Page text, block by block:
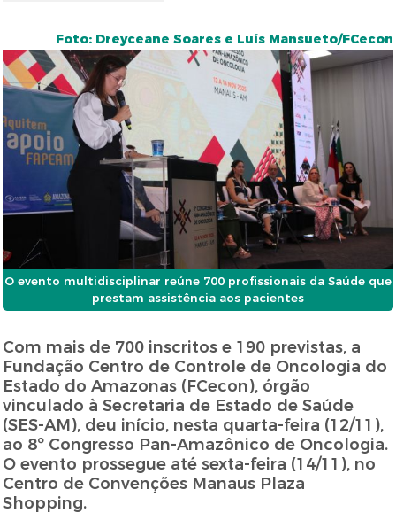
Foto: Dreyceane Soares e Luís Mansueto/FCecon
O evento multidisciplinar reúne 700 profissionais da Saúde que
prestam assistência aos pacientes
Com mais de 700 inscritos e 190 previstas, a
Fundação Centro de Controle de Oncologia do
Estado do Amazonas (FCecon), órgão
vinculado à Secretaria de Estado de Saúde
(SES-AM), deu início, nesta quarta-feira (12/11),
ao 8º Congresso Pan-Amazônico de Oncologia.
O evento prossegue até sexta-feira (14/11), no
Centro de Convenções Manaus Plaza
Shopping.